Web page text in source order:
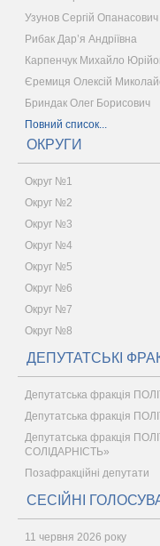
Узунов Сергій Опанасович
Рибак Дар’я Андріївна
Карпенчук Михайло
Єремиця Олексій
Бриндак Олег Борисович
Повний список...
ОКРУГИ
Округ №1
Округ №2
Округ №3
Округ №4
Округ №5
Округ №6
Округ №7
Округ №8
ДЕПУТАТСЬКІ
Депутатська фракція
Депутатська фракція
Депутатська фракція
СОЛІДАРНІСТЬ»
Позафракційні депутати
СЕСІЙНІ
11 червня 2026 року